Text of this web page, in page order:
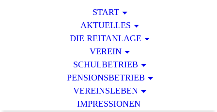
START
AKTUELLES
DIE REITANLAGE
VEREIN
SCHULBETRIEB
PENSIONSBETRIEB
VEREINSLEBEN
IMPRESSIONEN